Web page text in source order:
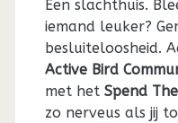
Een slachthuis.
iemand leuker?
besluiteloosheid.
Active Bird
met het Spend
zo nerveus als jij